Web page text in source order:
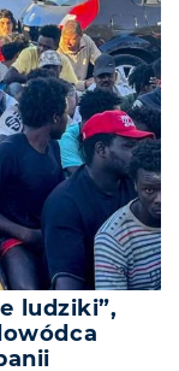
ludziki”,